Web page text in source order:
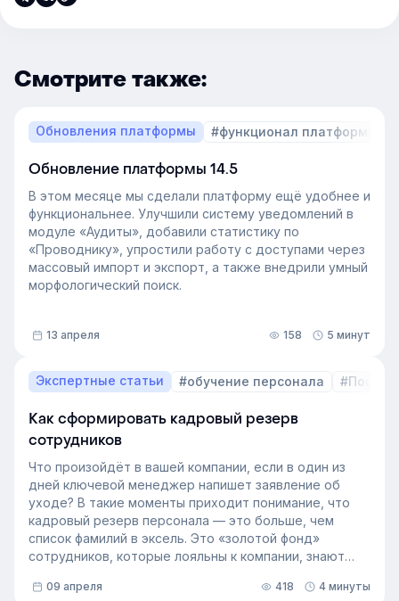
Смотрите также:
Обновления платформы #функционал платформы
Обновление платформы 14.5
В этом месяце мы сделали платформу ещё удобнее и
функциональнее. Улучшили систему уведомлений в
модуле «Аудиты», добавили статистику по
«Проводнику», упростили работу с доступами через
массовый импорт и экспорт, а также внедрили умный
морфологический поиск.
13 апреля 158 5 минут
Экспертные статьи #обучение персонала
Как сформировать кадровый резерв
сотрудников
Что произойдёт в вашей компании, если в один из
дней ключевой менеджер напишет заявление об
уходе? В такие моменты приходит понимание, что
кадровый резерв персонала — это больше, чем
список фамилий в эксель. Это «золотой фонд»
сотрудников, которые лояльны к компании, знают
освободившуюся должность. Не у каждой компании
09 апреля 418 4 минуты